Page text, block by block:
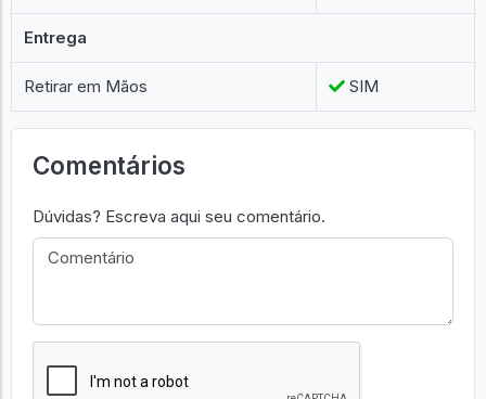
Entrega
Retirar em Mãos SIM
Comentários
Dúvidas? Escreva aqui seu comentário.